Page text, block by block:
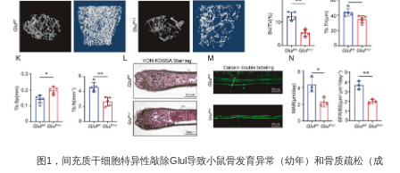
图1，间充质干细胞特异性敲除Glul导致小鼠骨发育异常（幼年）和骨质疏松（成